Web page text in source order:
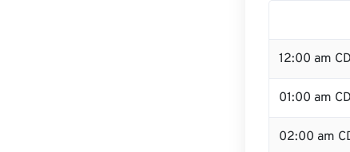
12:00 am
01:00 am
02:00 am